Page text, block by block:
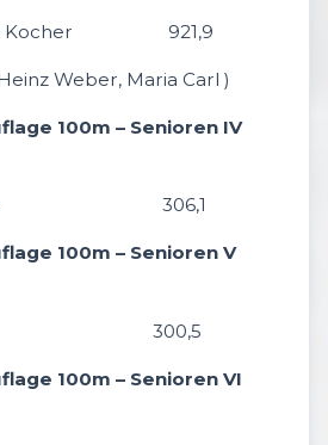
am Kocher 921,9
Weber, Maria Carl )
100m – Senioren IV
Heinz 306,1
100m – Senioren V
300,5
100m – Senioren VI